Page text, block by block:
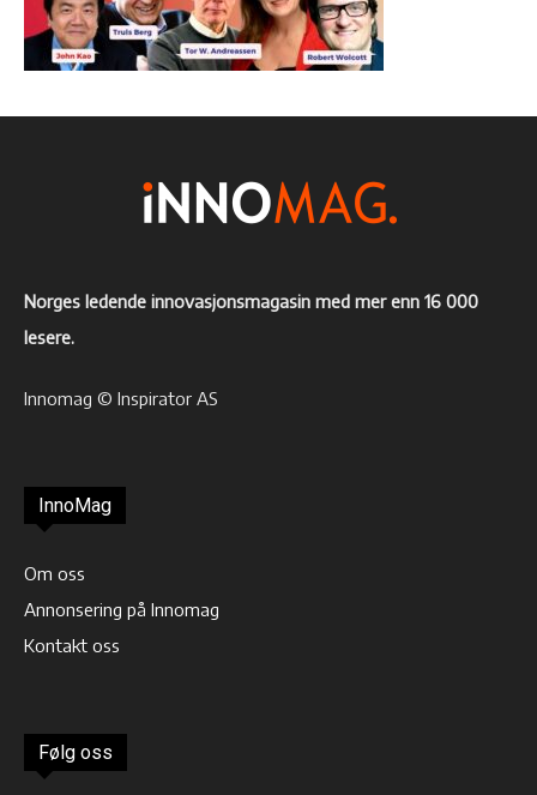
Norges ledende innovasjonsmagasin med mer enn 16 000
lesere.
Innomag © Inspirator AS
InnoMag
Om oss
Annonsering på Innomag
Kontakt oss
Følg oss